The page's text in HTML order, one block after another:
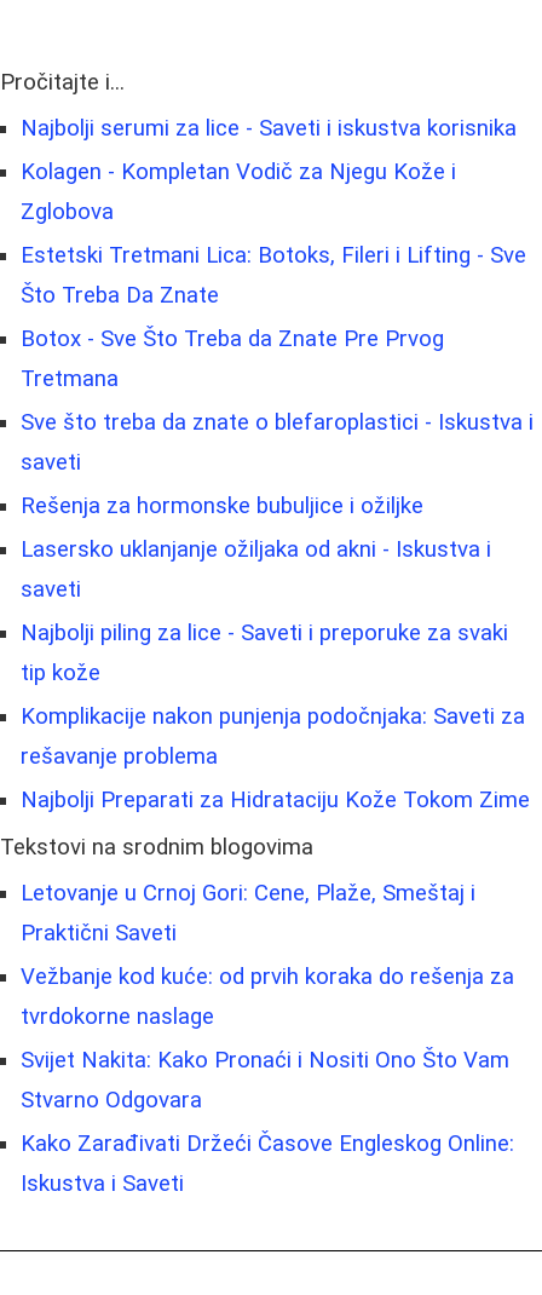
Pročitajte i...
Najbolji serumi za lice - Saveti i iskustva korisnika
Kolagen - Kompletan Vodič za Njegu Kože i
Zglobova
Estetski Tretmani Lica: Botoks, Fileri i Lifting - Sve
Što Treba Da Znate
Botox - Sve Što Treba da Znate Pre Prvog
Tretmana
Sve što treba da znate o blefaroplastici - Iskustva i
saveti
Rešenja za hormonske bubuljice i ožiljke
Lasersko uklanjanje ožiljaka od akni - Iskustva i
saveti
Najbolji piling za lice - Saveti i preporuke za svaki
tip kože
Komplikacije nakon punjenja podočnjaka: Saveti za
rešavanje problema
Najbolji Preparati za Hidrataciju Kože Tokom Zime
Tekstovi na srodnim blogovima
Letovanje u Crnoj Gori: Cene, Plaže, Smeštaj i
Praktični Saveti
Vežbanje kod kuće: od prvih koraka do rešenja za
tvrdokorne naslage
Svijet Nakita: Kako Pronaći i Nositi Ono Što Vam
Stvarno Odgovara
Kako Zarađivati Držeći Časove Engleskog Online:
Iskustva i Saveti